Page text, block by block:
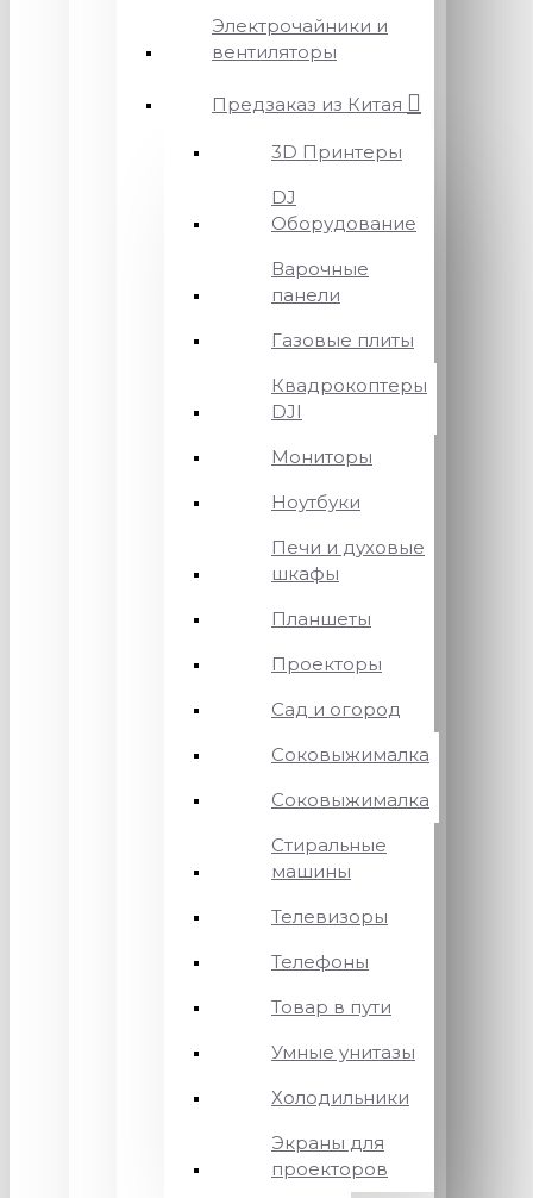
Электрочайники и
вентиляторы
Предзаказ из Китая
3D Принтеры
DJ
Оборудование
Варочные
панели
Газовые плиты
Квадрокоптеры
DJI
Мониторы
Ноутбуки
Печи и духовые
шкафы
Планшеты
Проекторы
Сад и огород
Соковыжималка
Соковыжималка
Стиральные
машины
Телевизоры
Телефоны
Товар в пути
Умные унитазы
Холодильники
Экраны для
проекторов